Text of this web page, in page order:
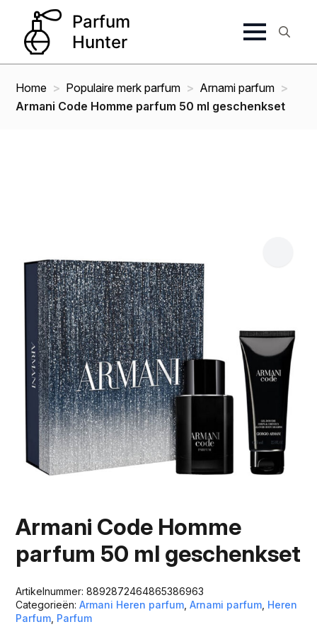
Home Populaire merk parfum
Arnami parfum
Armani Code Homme parfum 50 ml geschenkset
Armani Code Homme
parfum 50 ml geschenkset
Artikelnummer:8892872464865386963
Categorieën:Armani Heren parfum ,Arnami parfum Heren
Parfum Parfum